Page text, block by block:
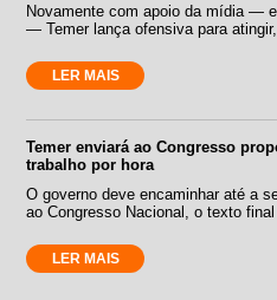
Novamente com apoio da mídia —
— Temer lança ofensiva para
LER MAIS
Temer enviará ao Congresso
trabalho por hora
O governo deve encaminhar até a
ao Congresso Nacional, o texto
LER MAIS